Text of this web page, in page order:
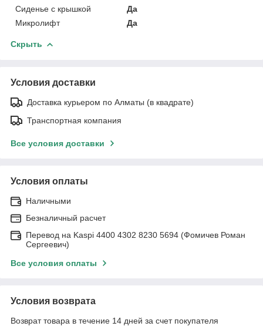
Сиденье с крышкой
Да
Микролифт
Да
Скрыть
Условия доставки
Доставка курьером по Алматы (в квадрате)
Транспортная компания
Все условия доставки
Условия оплаты
Наличными
Безналичный расчет
Перевод на Kaspi 4400 4302 8230 5694 (Фомичев Роман
Сергеевич)
Все условия оплаты
Условия возврата
Возврат товара в течение 14 дней за счет покупателя